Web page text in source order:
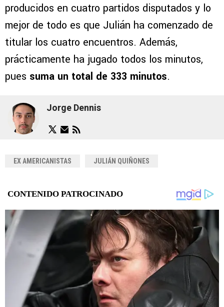
producidos en cuatro partidos disputados y lo
mejor de todo es que Julián ha comenzado de
titular los cuatro encuentros. Además,
prácticamente ha jugado todos los minutos,
pues suma un total de 333 minutos.
Jorge Dennis
EX AMERICANISTAS JULIÁN QUIÑONES